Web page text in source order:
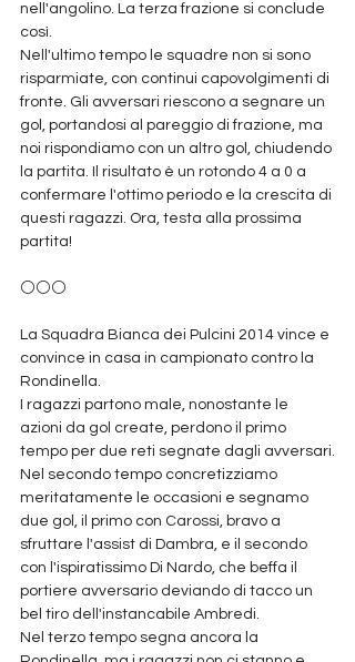
nell'angolino. La terza frazione si conclude
così.
Nell'ultimo tempo le squadre non si sono
risparmiate, con continui capovolgimenti di
fronte. Gli avversari riescono a segnare un
gol, portandosi al pareggio di frazione, ma
noi rispondiamo con un altro gol, chiudendo
la partita. Il risultato è un rotondo 4 a 0 a
confermare l'ottimo periodo e la crescita di
questi ragazzi. Ora, testa alla prossima
partita!
⚪⚪⚪️
La Squadra Bianca dei Pulcini 2014 vince e
convince in casa in campionato contro la
Rondinella.
I ragazzi partono male, nonostante le
azioni da gol create, perdono il primo
tempo per due reti segnate dagli avversari.
Nel secondo tempo concretizziamo
meritatamente le occasioni e segnamo
due gol, il primo con Carossi, bravo a
sfruttare l'assist di Dambra, e il secondo
con l'ispiratissimo Di Nardo, che beffa il
portiere avversario deviando di tacco un
bel tiro dell'instancabile Ambredi.
Nel terzo tempo segna ancora la